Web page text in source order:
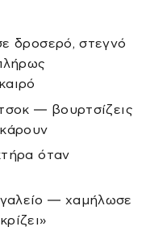
δροσερό, στεγνό
— βουρτσίζεις
όταν
— χαμήλωσε